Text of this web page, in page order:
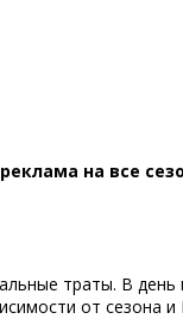
на все
траты. В
от сезона